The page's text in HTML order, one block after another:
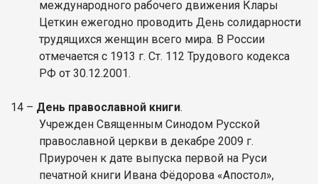
международного рабочего движения Клары
Цеткин ежегодно проводить День солидарности
трудящихся женщин всего мира. В России
отмечается с 1913 г. Ст. 112 Трудового кодекса
РФ от 30.12.2001.
14 – День православной книги.
Учрежден Священным Синодом Русской
православной церкви в декабре 2009 г.
Приурочен к дате выпуска первой на Руси
печатной книги Ивана Фёдорова «Апостол»,